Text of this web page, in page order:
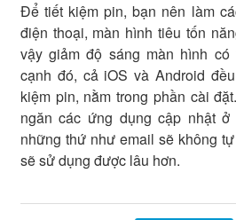
Để tiết kiệm pin, bạn nên làm
điện thoại, màn hình tiêu tốn
vậy giảm độ sáng màn hình
cạnh đó, cả iOS và Android
kiệm pin, nằm trong phần cài
ngăn các ứng dụng cập nhật
những thứ như email sẽ không
sẽ sử dụng được lâu hơn.